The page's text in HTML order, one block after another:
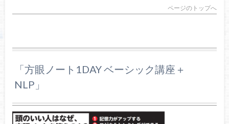
ページのトップへ
「方眼ノート1DAY ベーシック講座＋
NLP」